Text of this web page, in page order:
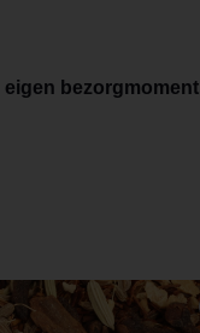
eigen bezorgmoment